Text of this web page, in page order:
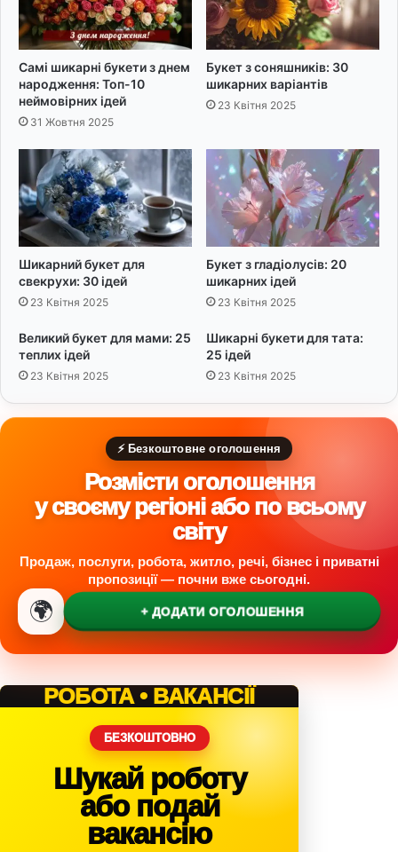
Самі шикарні букети з днем
народження: Топ-10
неймовірних ідей
31 Жовтня 2025
Букет з соняшників: 30
шикарних варіантів
23 Квітня 2025
Шикарний букет для
свекрухи: 30 ідей
23 Квітня 2025
Букет з гладіолусів: 20
шикарних ідей
23 Квітня 2025
Великий букет для мами: 25
теплих ідей
23 Квітня 2025
Шикарні букети для тата:
25 ідей
23 Квітня 2025
⚡ Безкоштовне оголошення
Розмісти оголошення
у своєму регіоні або по всьому
світу
Продаж, послуги, робота, житло, речі, бізнес і приватні
пропозиції — почни вже сьогодні.
🌍 + ДОДАТИ ОГОЛОШЕННЯ
РОБОТА • ВАКАНСІЇ
БЕЗКОШТОВНО
Шукай роботу
або подай
вакансію